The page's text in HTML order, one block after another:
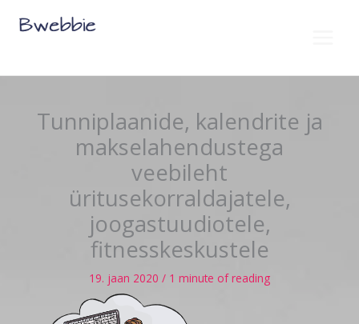
Tunniplaanide, kalendrite ja
makselahendustega
veebileht
üritusekorraldajatele,
joogastuudiotele,
fitnesskeskustele
19. jaan 2020 / 1 minute of reading